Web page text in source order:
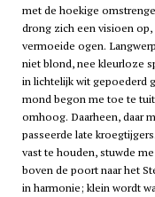
met de hoekige
drong zich een visioen
vermoeide ogen.
niet blond, nee kleurloze
in lichtelijk wit gepoederd
mond begon me toe te
omhoog. Daarheen, daar
passeerde late
vast te houden, stuwde
boven de poort naar het
in harmonie; klein wordt